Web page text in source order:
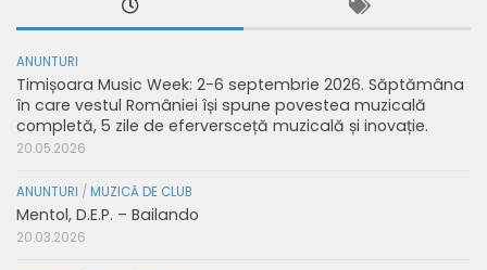
ANUNTURI
Timișoara Music Week: 2-6 septembrie 2026. Săptămâna
în care vestul României își spune povestea muzicală
completă, 5 zile de eferversceță muzicală și inovație.
20.05.2026
ANUNTURI / MUZICĂ DE CLUB
Mentol, D.E.P. – Bailando
20.03.2026